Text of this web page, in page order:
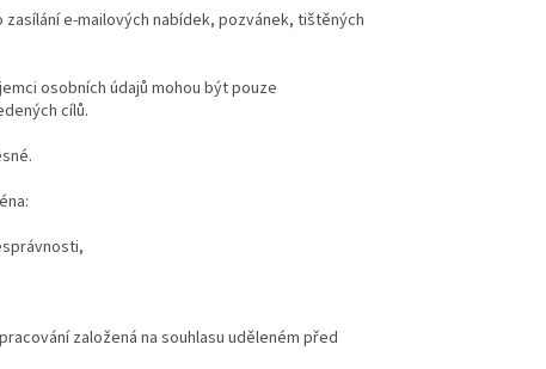
e-mailových nabídek, pozvánek, tištěných
zprávy.
osobních údajů mohou být pouze
cílů.
založená na souhlasu uděleném před